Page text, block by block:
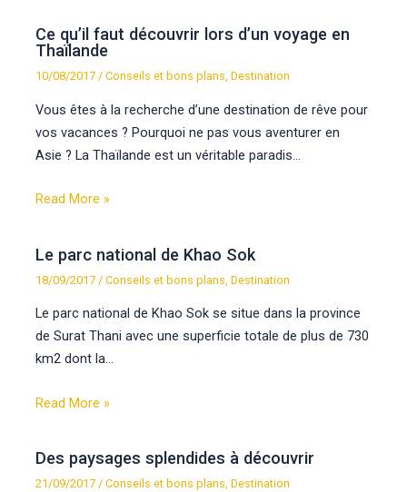
Ce qu’il faut découvrir lors d’un voyage en
Thaïlande
10/08/2017/Conseils et bons plans,Destination
Vous êtes à la recherche d’une destination de rêve pour
vos vacances ? Pourquoi ne pas vous aventurer en
Asie ? La Thaïlande est un véritable paradis…
Read More »
Le parc national de Khao Sok
18/09/2017 /Conseils et bons plans ,Destination
Le parc national de Khao Sok se situe dans la province
de Surat Thani avec une superficie totale de plus de 730
km2 dont la…
Read More »
Des paysages splendides à découvrir
21/09/2017/Conseils et bons plans,Destination